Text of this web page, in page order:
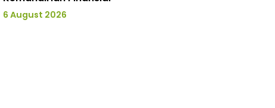
6 August 2026